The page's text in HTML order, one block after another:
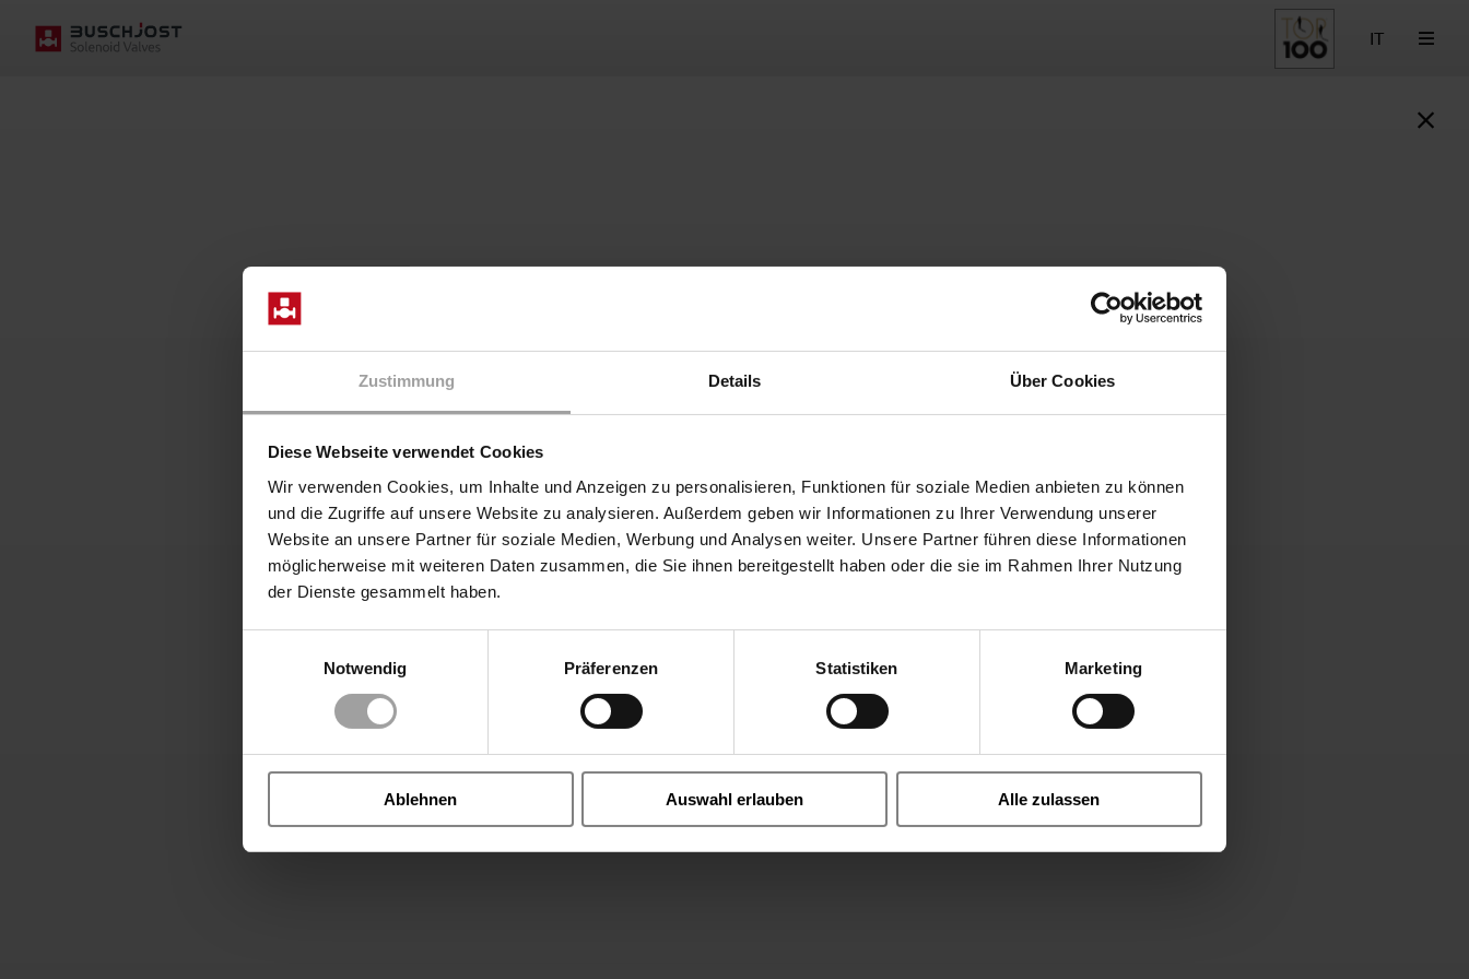
Zustimmung Details Über Cookies
Diese Webseite verwendet Cookies
Wir verwenden Cookies, um Inhalte und Anzeigen zu personalisieren, Funktionen für soziale Medien anbieten zu können
und die Zugriffe auf unsere Website zu analysieren. Außerdem geben wir Informationen zu Ihrer Verwendung unserer
Website an unsere Partner für soziale Medien, Werbung und Analysen weiter. Unsere Partner führen diese Informationen
möglicherweise mit weiteren Daten zusammen, die Sie ihnen bereitgestellt haben oder die sie im Rahmen Ihrer Nutzung
der Dienste gesammelt haben.
Notwendig
Präferenzen Statistiken Marketing
Ablehnen Auswahl erlauben Alle zulassen
IT
We give you
a Buschjost smile -
One solution at a time